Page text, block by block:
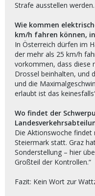
Strafe ausstellen werden.
Wie kommen
km/h fahren können,
In Österreich dürfen im
der mehr als 25 km/h
vorkommen, dass diese
Drossel beinhalten, und
und die
erlaubt ist das
Wo findet der
Die Aktionswoche findet
Steiermark statt. Graz
Sonderstellung – hier
Großteil der Kontrollen.“
Fazit: Kein Wort zur